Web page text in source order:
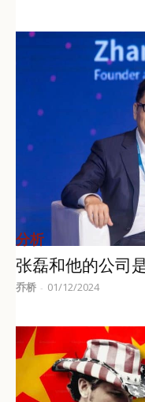
分析
张磊和他的公司
乔桥 - 01/12/2024